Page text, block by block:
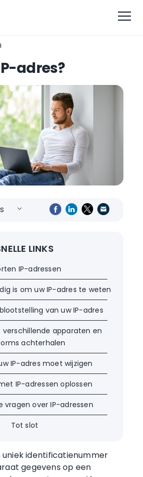
adres?
LINKS
IP-adressen
is om uw IP-adres te weten
van uw IP-adres
verschillende apparaten en
achterhalen
IP-adres moet wijzigen
IP-adressen oplossen
vragen over IP-adressen
Tot slot
uniek identificatienummer
gegevens op een